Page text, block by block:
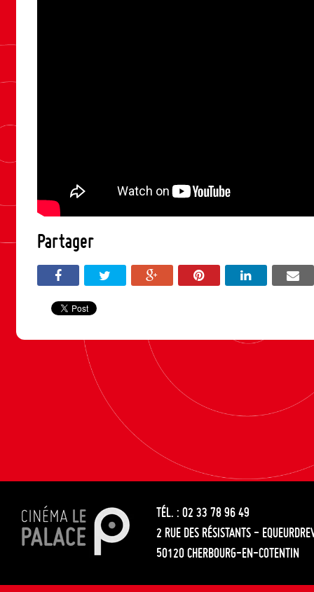
Partager
TÉL. : 02 33 78 96 49
2 RUE DES RÉSISTANTS -
50120 CHERBOURG-EN-COTENTIN